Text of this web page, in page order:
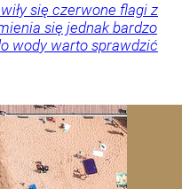
się czerwone flagi z
się jednak bardzo
wody warto sprawdzić